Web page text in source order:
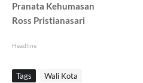
Pranata Kehumasan
Ross Pristianasari
Headline
Tags Wali Kota